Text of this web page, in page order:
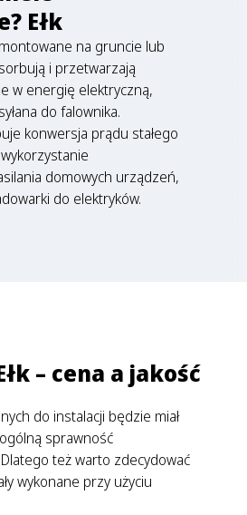
Ełk
na gruncie lub
i przetwarzają
w energię elektryczną,
do falownika.
konwersja prądu stałego
domowych urządzeń,
do elektryków.
– cena a jakość
do instalacji będzie miał
sprawność
też warto zdecydować
wykonane przy użyciu